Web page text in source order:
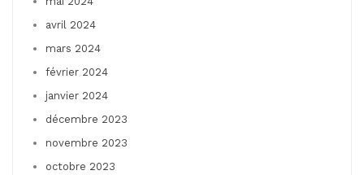
avril 2024
mars 2024
février 2024
janvier 2024
décembre 2023
novembre 2023
octobre 2023